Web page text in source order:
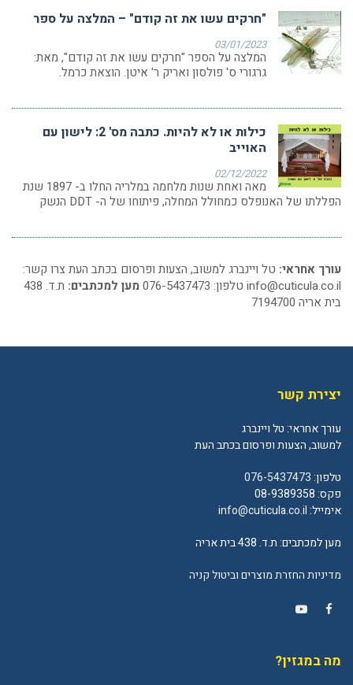
"חרקים עשו את זה קודם" – המלצה על ספר
03/01/2023
המלצה על הספר "חרקים עשו את זה קודם", מאת:
גרגורי ס' פולסון ואריק ר' איטן. הוצאת כרמל.
כילות או לא להיות. כתבה מס' 2: לישון עם
האוייב
02/12/2022
מאה ואחת שנות מלחמה במלריה החלו ב- 1897 שנת
הפללתו של האנופלס כמחולל המחלה, פיתוחו של ה- DDT הנשק
עורך אחראי: טל ויינברג למשוב, הצעות ופרסום בכתב העת צרו קשר:
info@cuticula.co.il טלפון: 076-5437473 מען למכתבים:
ת.ד. 438
בית אריה 7194700
יצירת קשר
עורך אחראי: טל ויינברג
למשוב, הצעות ופרסום בכתב העת
טלפון:076-5437473
פקס: 08-9389358
אימייל:info@cuticula.co.il
מען למכתבים: ת.ד. 438 בית אריה
מדיניות החזרת מוצרים וביטול קניה
מה במגזין?